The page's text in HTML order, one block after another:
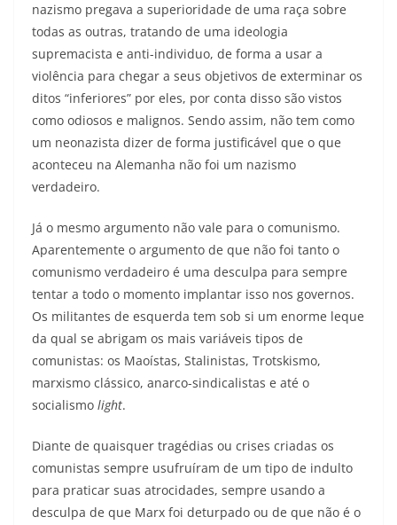
nazismo pregava a superioridade de uma raça sobre
todas as outras, tratando de uma ideologia
supremacista e anti-individuo, de forma a usar a
violência para chegar a seus objetivos de exterminar os
ditos “inferiores” por eles, por conta disso são vistos
como odiosos e malignos. Sendo assim, não tem como
um neonazista dizer de forma justificável que o que
aconteceu na Alemanha não foi um nazismo
verdadeiro.
Já o mesmo argumento não vale para o comunismo.
Aparentemente o argumento de que não foi tanto o
comunismo verdadeiro é uma desculpa para sempre
tentar a todo o momento implantar isso nos governos.
Os militantes de esquerda tem sob si um enorme leque
da qual se abrigam os mais variáveis tipos de
comunistas: os Maoístas, Stalinistas, Trotskismo,
marxismo clássico, anarco-sindicalistas e até o
socialismo light.
Diante de quaisquer tragédias ou crises criadas os
comunistas sempre usufruíram de um tipo de indulto
para praticar suas atrocidades, sempre usando a
desculpa de que Marx foi deturpado ou de que não é o